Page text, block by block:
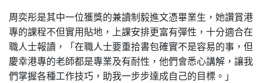
周奕彤是其中一位獲獎的兼讀制毅進文憑畢業生，她讚賞港
專的課程不但實用貼地，上課安排更富有彈性，十分適合在
職人士報讀，「在職人士要重拾書包確實不是容易的事，但
慶幸港專的老師都是專業及有耐性，他們會悉心講解，讓我
們掌握各種工作技巧，助我一步步達成自己的目標。」